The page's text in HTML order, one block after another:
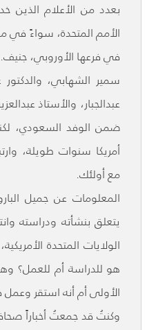
بعدد من الأعلام الذين
الأمم المتحدة، سواءً في
في فرعها الأوروبي،
سمير الشهابي، والدكتور
عبدالجبار، والأستاذ
ضمن الوفد السعودي،
أمريكا سنوات طويلة،
مع أولئك.
المعلومات عن جميل
يتعلق بنشأته ودراسته
الولايات المتحدة
هو للدراسة أم للعمل؟
الأولى أم أنه استقر وعمل
وكنتُ قد جمعتُ أخباراً